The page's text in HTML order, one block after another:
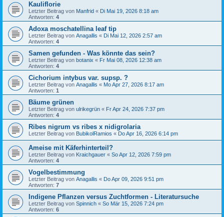
Kauliflorie
Letzter Beitrag von Manfrid « Di Mai 19, 2026 8:18 am
Antworten: 4
Adoxa moschatellina leaf tip
Letzter Beitrag von Anagallis « Di Mai 12, 2026 2:57 am
Antworten: 4
Samen gefunden - Was könnte das sein?
Letzter Beitrag von botanix « Fr Mai 08, 2026 12:38 am
Antworten: 4
Cichorium intybus var. supsp. ?
Letzter Beitrag von Anagallis « Mo Apr 27, 2026 8:17 am
Antworten: 1
Bäume grünen
Letzter Beitrag von ulrikegrün « Fr Apr 24, 2026 7:37 pm
Antworten: 4
Ribes nigrum vs ribes x nidigrolaria
Letzter Beitrag von BubikolRamios « Do Apr 16, 2026 6:14 pm
Ameise mit Käferhinterteil?
Letzter Beitrag von Kraichgauer « So Apr 12, 2026 7:59 pm
Antworten: 4
Vogelbestimmung
Letzter Beitrag von Anagallis « Do Apr 09, 2026 9:51 pm
Antworten: 7
Indigene Pflanzen versus Zuchtformen - Literatursuche
Letzter Beitrag von Spinnich « So Mär 15, 2026 7:24 pm
Antworten: 6